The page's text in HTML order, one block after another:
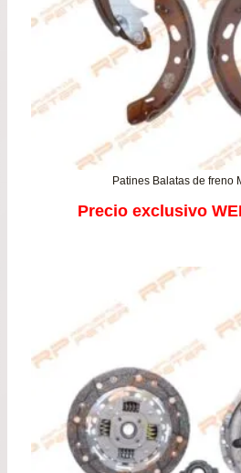
Patines Balatas de freno
Precio exclusivo